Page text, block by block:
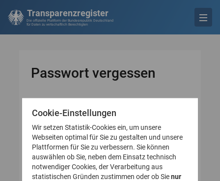
Transparenzregister
Die offizielle Plattform der Bundesrepublik Deutschland
für Daten zu wirtschaftlich Berechtigten
Passwort vergessen
Bitte geben Sie Ihre E-
Mail-Adresse an
E-Mail-Adresse*
Cookie-Einstellungen
Wir setzen Statistik-Cookies ein, um unsere
Webseiten optimal für Sie zu gestalten und unsere
Plattformen für Sie zu verbessern. Sie können
auswählen ob Sie, neben dem Einsatz technisch
notwendiger Cookies, der Verarbeitung aus
statistischen Gründen zustimmen oder ob Sienur